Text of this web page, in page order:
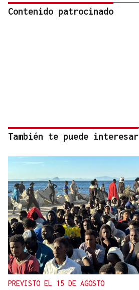
Contenido patrocinado
También te puede interesar
PREVISTO EL 15 DE AGOSTO